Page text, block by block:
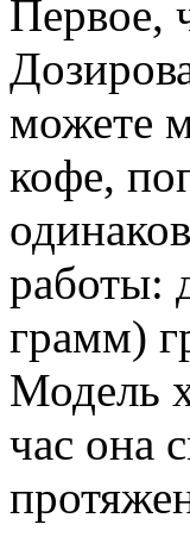
Первое,
можете
кофе,
работы:
грамм)
Модель
час она